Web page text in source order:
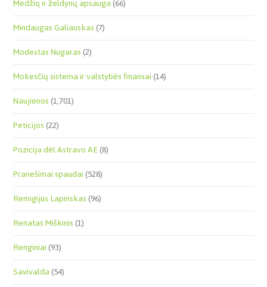
Mindaugas Galiauskas(7)
Modestas Nugaras(2)
Mokesčių sistema ir valstybės finansai(14)
Naujienos(1,701)
Peticijos(22)
Pozicija dėl Astravo AE(8)
Pranešimai spaudai(528)
Remigijus Lapinskas(96)
Renatas Miškinis(1)
Renginiai(93)
Savivalda(54)